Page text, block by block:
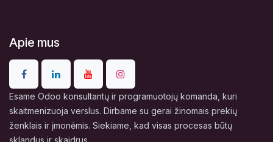
Apie mus
Esame Odoo konsultantų ir programuotojų komanda, kuri
skaitmenizuoja verslus. Dirbame su gerai žinomais prekių
ženklais ir įmonėmis. Siekiame, kad visas procesas būtų
sklandus ir skaidrus.